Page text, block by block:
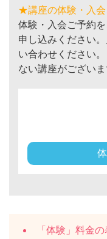
★講座の体験・入
体験・入会ご予約
申し込みください
い合わせください
ない講座がございま
「体験」料金